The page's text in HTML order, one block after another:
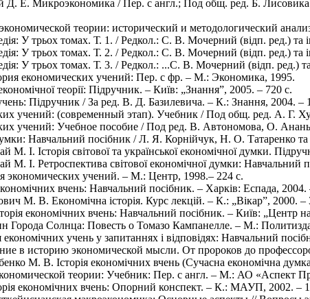
Е. Микроэкономика / Пер. с англ.; Под общ. ред. Б.
теории: исторический и методологический
У трьох томах. Т. 1. / Редкол.: С. В. Мочерний (відп. ред.)
У трьох томах. Т. 2. / Редкол.: С. В. Мочерний (відп. ред.)
У трьох томах. Т. 3. / Редкол.: ...С. В. Мочерний (відп. ред.)
економических учений: Пер. с фр. – М.: Экономика, 1995.
теорії: Підручник. – Київ: „Знання”, 2005. – 720 с.
Підручник / За ред. В. Д. Базилевича. – К.: Знання, 2004. –
учений: (современный этап). Учебник / Под общ. ред. А.
учений: Учебное пособие / Под ред. В. Автономова, О.
думки: Навчальний посібник / Л. Я. Корнійчук, Н. О. Татаренко
І. Історія світової та української економічної думки.
І. Ретроспектива світової економічної думки: Навчальний
учений. – М.: Центр, 1998.– 224 с.
вчень: Навчальний посібник. – Харків: Еспада, 2004.
М. В. Економічна історія. Курс лекцій. – К.: „Вікар”, 2000. –
економічних вчень: Навчальний посібник. – Київ: „Центр
Города Солнца: Повесть о Томазо Кампанелле. – М.:
учень у запитаннях і відповідях: Навчальний
в историю экономической мысли. От пророков до
М. В. Історія економічних вчень (Сучасна економічна
теории: Учебник: Пер. с англ. – М.: АО «Аспект
економічних вчень: Опорний конспект. – К.: МАУП, 2002. –